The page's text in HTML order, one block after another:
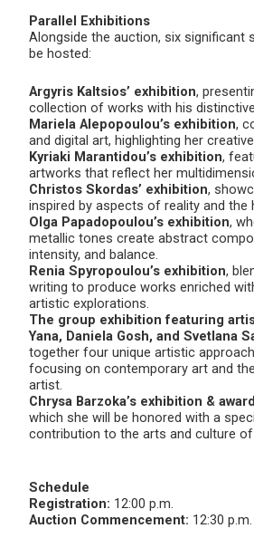
Parallel Exhibitions
Alongside the auction, six significant
be hosted:
Argyris Kaltsios’ exhibition,
collection of works with his
Mariela Alepopoulou’s exhibition,
and digital art, highlighting her
Kyriaki Marantidou’s exhibition,
artworks that reflect her
Christos Skordas’ exhibition,
inspired by aspects of reality and the
Olga Papadopoulou’s exhibition,
metallic tones create abstract
intensity, and balance.
Renia Spyropoulou’s exhibition,
writing to produce works enriched
artistic explorations.
The group exhibition featuring
Yana, Daniela Gosh, and Svetlana
together four unique artistic
focusing on contemporary art and
artist.
Chrysa Barzoka’s exhibition &
which she will be honored with a
contribution to the arts and culture of
Schedule
Registration: 12:00 p.m.
Auction Commencement: 12:30 p.m.